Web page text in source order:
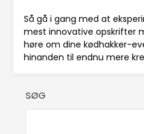
Så gå i gang med at
mest innovative opskrifter
høre om dine kødhakker-
hinanden til endnu mere
SØG